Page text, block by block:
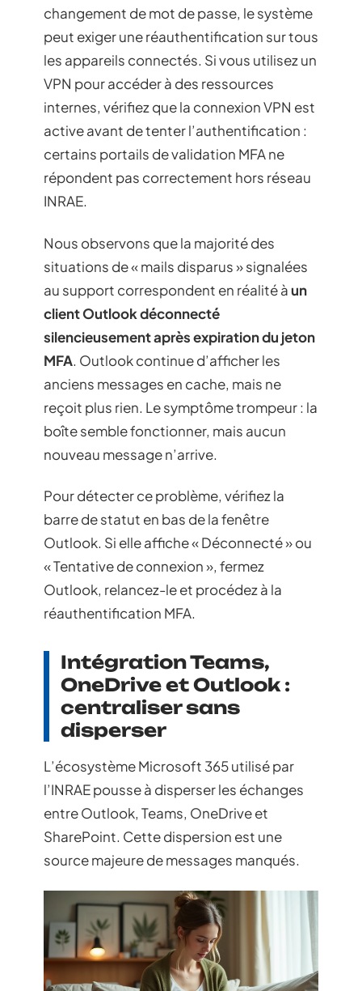
changement de mot de passe, le système
peut exiger une réauthentification sur tous
les appareils connectés. Si vous utilisez un
VPN pour accéder à des ressources
internes, vérifiez que la connexion VPN est
active avant de tenter l’authentification :
certains portails de validation MFA ne
répondent pas correctement hors réseau
INRAE.
Nous observons que la majorité des
situations de « mails disparus » signalées
au support correspondent en réalité àun
client Outlook déconnecté
silencieusement après expiration du jeton
MFA. Outlook continue d’afficher les
anciens messages en cache, mais ne
reçoit plus rien. Le symptôme trompeur : la
boîte semble fonctionner, mais aucun
nouveau message n’arrive.
Pour détecter ce problème, vérifiez la
barre de statut en bas de la fenêtre
Outlook. Si elle affiche « Déconnecté » ou
« Tentative de connexion », fermez
Outlook, relancez-le et procédez à la
réauthentification MFA.
Intégration Teams,
OneDrive et Outlook :
centraliser sans
disperser
L’écosystème Microsoft 365 utilisé par
l’INRAE pousse à disperser les échanges
entre Outlook, Teams, OneDrive et
SharePoint. Cette dispersion est une
source majeure de messages manqués.